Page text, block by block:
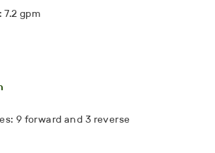
7.2 gpm
9 forward and 3 reverse